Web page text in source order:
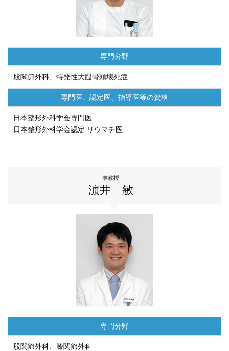
病院案内図
フロアマップ
九州大学病院基金についてご寄付のお願い
九州大学大学院 歯学研究院
生体防御医学研究所
九州大学大学院 薬学研究院
専門分野
股関節外科、特発性大腿骨頭壊死症
専門医、認定医、 指導医等の資格
日本整形外科学会専門医
日本整形外科学会認定 リウマチ医
准教授
濵井 敏
専門分野
股関節外科、膝関節外科